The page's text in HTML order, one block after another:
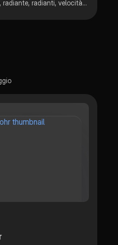
moto circolare uniforme, radiante, radianti, velocità angolare, periodo, frequenza, velocità, accelerazione centripeta